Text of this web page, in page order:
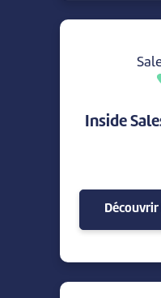
Inside